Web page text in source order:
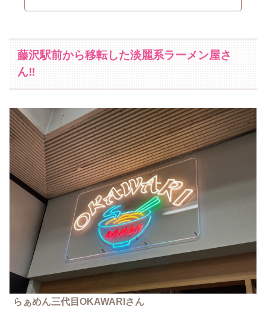
藤沢駅前から移転した淡麗系ラーメン屋さ
ん‼
らぁめん三代目OKAWARIさん